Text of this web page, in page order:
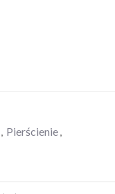
, Pierścienie,